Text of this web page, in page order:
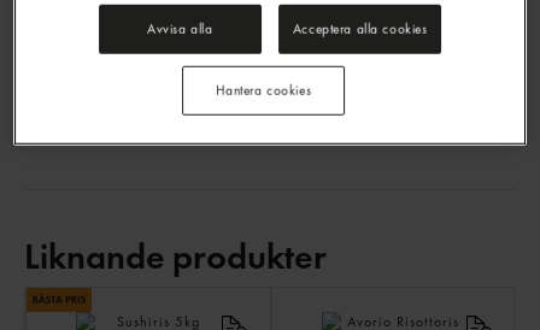
Generell produktinfo
Liknande produkter
Avvisa alla Acceptera alla cookies
Hantera cookies